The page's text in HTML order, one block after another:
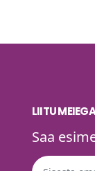
LIITU MEIEGA
Saa